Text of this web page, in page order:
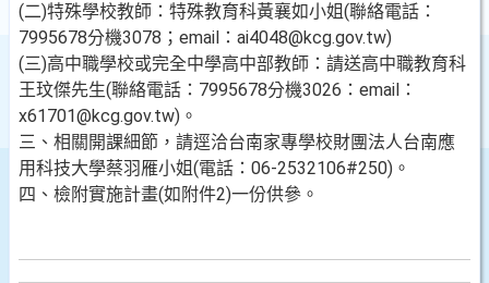
(二)特殊學校教師：特殊教育科黃襄如小姐(聯絡電話：
7995678分機3078；email：ai4048@kcg.gov.tw)
(三)高中職學校或完全中學高中部教師：請送高中職教育科
王玟傑先生(聯絡電話：7995678分機3026：email：
x61701@kcg.gov.tw)。
三、相關開課細節，請逕洽台南家專學校財團法人台南應
用科技大學蔡羽雁小姐(電話：06-2532106#250)。
四、檢附實施計畫(如附件2)一份供參。